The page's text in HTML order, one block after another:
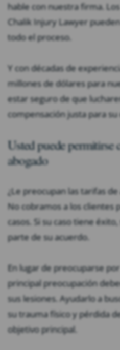
hable con nuestra firma.
Chalik Injury Lawyer
todo el proceso.
Y con décadas de
millones de dólares para
estar seguro de que
compensación justa para su
Usted puede permitirse
abogado
¿Le preocupan las tarifas de
No cobramos a los clientes
casos. Si su caso tiene
parte de su acuerdo.
En lugar de preocuparse
principal preocupación
sus lesiones. Ayudarlo a
su trauma físico y pérdida
objetivo principal.